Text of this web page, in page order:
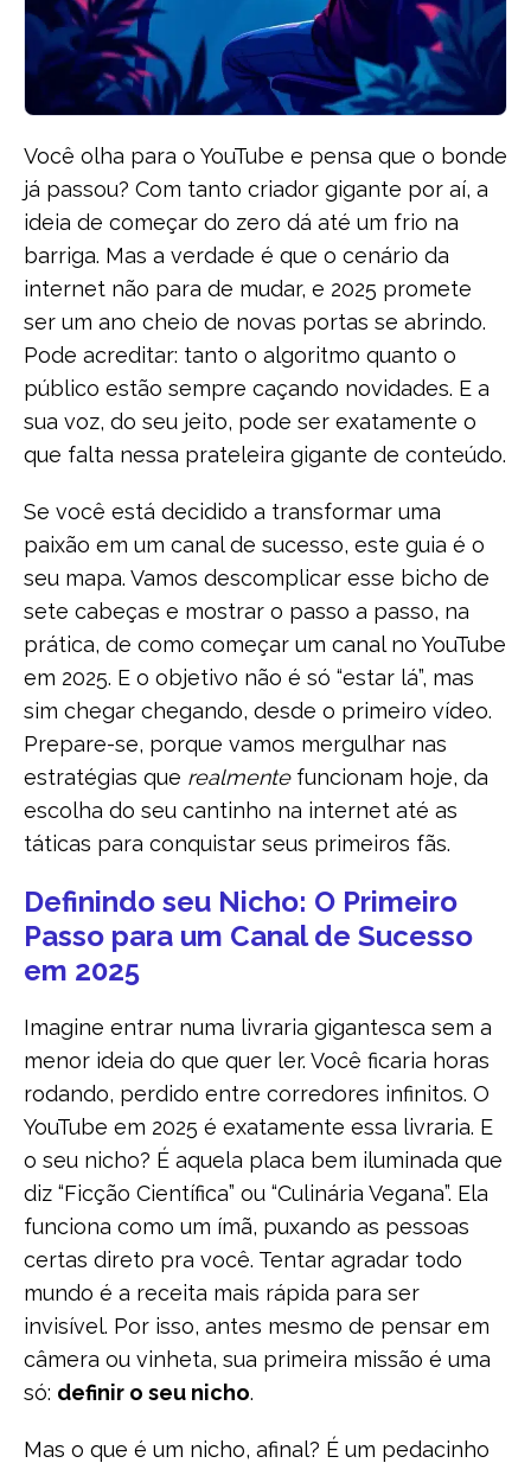
Você olha para o YouTube e pensa que o bonde
já passou? Com tanto criador gigante por aí, a
ideia de começar do zero dá até um frio na
barriga. Mas a verdade é que o cenário da
internet não para de mudar, e 2025 promete
ser um ano cheio de novas portas se abrindo.
Pode acreditar: tanto o algoritmo quanto o
público estão sempre caçando novidades. E a
sua voz, do seu jeito, pode ser exatamente o
que falta nessa prateleira gigante de conteúdo.
Se você está decidido a transformar uma
paixão em um canal de sucesso, este guia é o
seu mapa. Vamos descomplicar esse bicho de
sete cabeças e mostrar o passo a passo, na
prática, de como começar um canal no YouTube
em 2025. E o objetivo não é só “estar lá”, mas
sim chegar chegando, desde o primeiro vídeo.
Prepare-se, porque vamos mergulhar nas
estratégias que realmentefuncionam hoje, da
escolha do seu cantinho na internet até as
táticas para conquistar seus primeiros fãs.
Definindo seu Nicho: O Primeiro
Passo para um Canal de Sucesso
em 2025
Imagine entrar numa livraria gigantesca sem a
menor ideia do que quer ler. Você ficaria horas
rodando, perdido entre corredores infinitos. O
YouTube em 2025 é exatamente essa livraria. E
o seu nicho? É aquela placa bem iluminada que
diz “Ficção Científica” ou “Culinária Vegana”. Ela
funciona como um ímã, puxando as pessoas
certas direto pra você. Tentar agradar todo
mundo é a receita mais rápida para ser
invisível. Por isso, antes mesmo de pensar em
câmera ou vinheta, sua primeira missão é uma
só: definir o seu nicho.
Mas o que é um nicho, afinal? É um pedacinho